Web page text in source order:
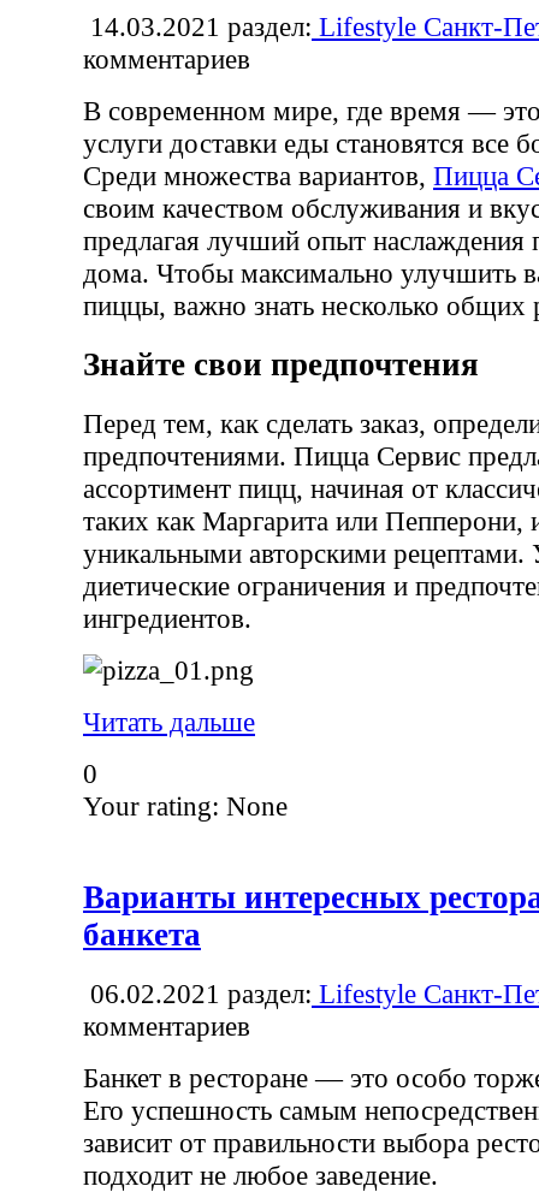
14.03.2021 раздел: Lifestyle Санкт-
комментариев
В современном мире, где время —
услуги доставки еды становятся все
Среди множества вариантов, Пицца
своим качеством обслуживания и
предлагая лучший опыт наслаждения
дома. Чтобы максимально улучшить
пиццы, важно знать несколько общих
Знайте свои предпочтения
Перед тем, как сделать заказ,
предпочтениями. Пицца Сервис
ассортимент пицц, начиная от
таких как Маргарита или Пепперони,
уникальными авторскими
диетические ограничения и
ингредиентов.
Читать дальше
0
Your rating: None
Варианты интересных
банкета
06.02.2021 раздел: Lifestyle Санкт-
комментариев
Банкет в ресторане — это особо
Его успешность самым
зависит от правильности выбора
подходит не любое заведение.